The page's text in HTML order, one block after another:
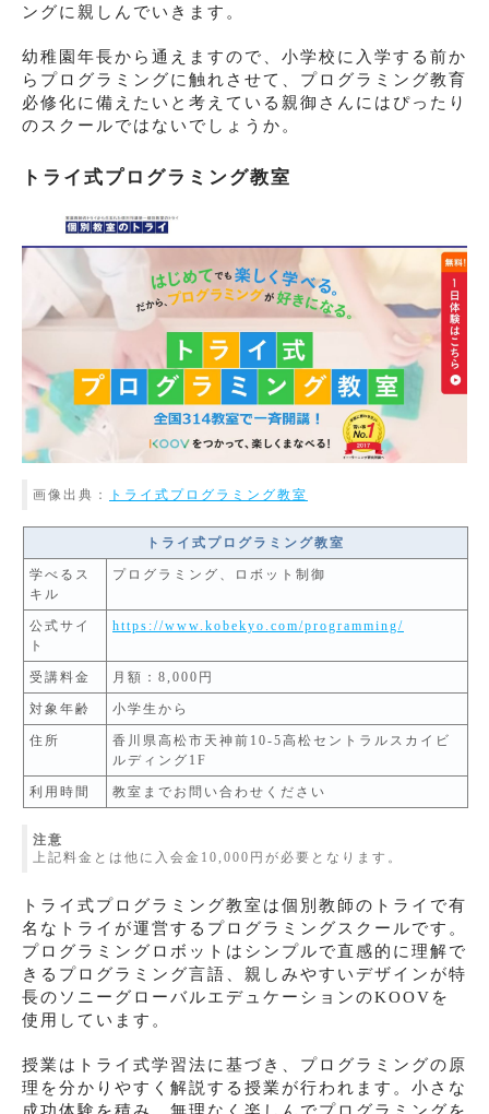
ングに親しんでいきます。
幼稚園年長から通えますので、小学校に入学する前か
らプログラミングに触れさせて、プログラミング教育
必修化に備えたいと考えている親御さんにはぴったり
のスクールではないでしょうか。
トライ式プログラミング教室
画像出典： トライ式プログラミング教室
トライ式プログラミング教室
学べるス
キル
プログラミング、ロボット制御
公式サイ
ト
https://www.kobekyo.com/programming/
受講料金 月額：8,000円
対象年齢 小学生から
住所
香川県高松市天神前10-5高松セントラルスカイビ
ルディング1F
利用時間 教室までお問い合わせください
注意
上記料金とは他に入会金10,000円が必要となります。
トライ式プログラミング教室は個別教師のトライで有
名なトライが運営するプログラミングスクールです。
プログラミングロボットはシンプルで直感的に理解で
きるプログラミング言語、親しみやすいデザインが特
長のソニーグローバルエデュケーションのKOOVを
使用しています。
授業はトライ式学習法に基づき、プログラミングの原
理を分かりやすく解説する授業が行われます。小さな